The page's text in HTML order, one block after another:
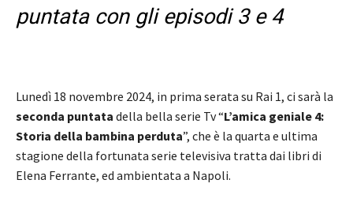
puntata con gli episodi 3 e 4
Lunedì 18 novembre 2024, in prima serata su Rai 1, ci sarà la
seconda puntata della bella serie Tv “L’amica geniale 4:
Storia della bambina perduta”, che è la quarta e ultima
stagione della fortunata serie televisiva tratta dai libri di
Elena Ferrante, ed ambientata a Napoli.